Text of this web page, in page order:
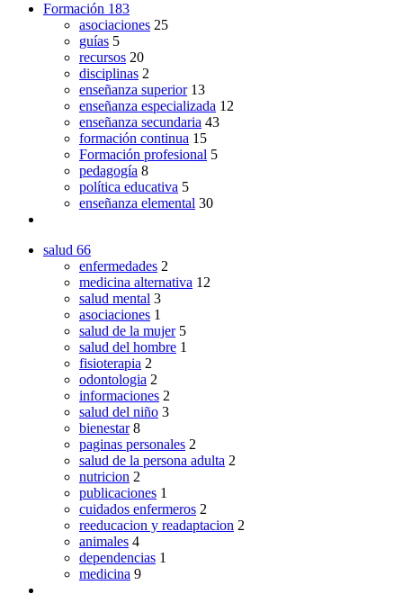
Formación 183
asociaciones 25
guías 5
recursos 20
disciplinas 2
enseñanza superior 13
enseñanza especializada 12
enseñanza secundaria 43
formación continua 15
Formación profesional 5
pedagogía 8
política educativa 5
enseñanza elemental 30
salud 66
enfermedades 2
medicina alternativa 12
salud mental 3
asociaciones 1
salud de la mujer 5
salud del hombre 1
fisioterapia 2
odontologia 2
informaciones 2
salud del niño 3
bienestar 8
paginas personales 2
salud de la persona adulta 2
nutricion 2
publicaciones 1
cuidados enfermeros 2
reeducacion y readaptacion 2
animales 4
dependencias 1
medicina 9